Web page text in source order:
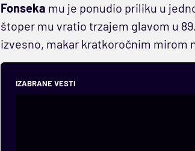
Fonseka mu je ponudio priliku u
štoper mu vratio trzajem glavom u
izvesno, makar kratkoročnim mirom
IZABRANE VESTI